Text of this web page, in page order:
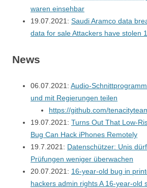
waren einsehbar
19.07.2021: Saudi Aramco data
data for sale Attackers have stolen
News
06.07.2021: Audio-
und mit Regierungen teilen
https://github.com/
19.07.2021: Turns Out That Low-
Bug Can Hack iPhones Remotely
19.7.2021: Datenschützer: Unis
Prüfungen weniger überwachen
20.07.2021: 16-year-old bug in
hackers admin rights A 16-year-old